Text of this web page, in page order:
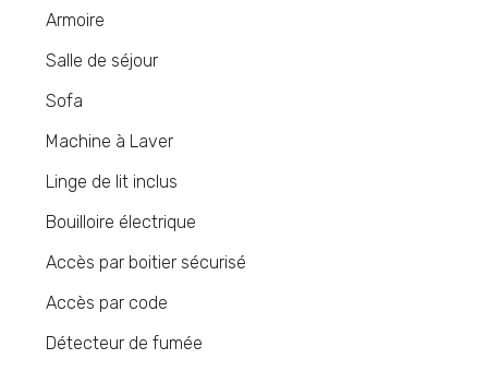
Armoire
Salle de séjour
Sofa
Machine à Laver
Linge de lit inclus
Bouilloire électrique
Accès par boitier sécurisé
Accès par code
Détecteur de fumée